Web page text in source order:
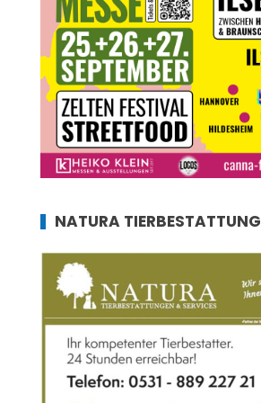
NATURA TIERBESTATTUNG